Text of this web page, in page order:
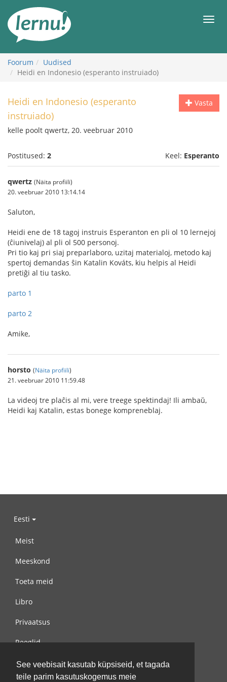
See veebisait kasutab küpsiseid, et tagada
teile parim kasutuskogemus meie
juurde
Foorum
Uudised
Heidi en Indonesio (esperanto instruiado)
Vasta
Heidi en Indonesio (esperanto
instruiado)
kelle poolt qwertz, 20. veebruar 2010
Postitused: 2 Keel: Esperanto
qwertz (Näita profiili)
20. veebruar 2010 13:14.14
Saluton,
Heidi ene de 18 tagoj instruis Esperanton en pli ol 10 lernejoj
(ĉiunivelaj) al pli ol 500 personoj.
Pri tio kaj pri siaj preparlaboro, uzitaj materialoj, metodo kaj
spertoj demandas ŝin Katalin Kováts, kiu helpis al Heidi
pretiĝi al tiu tasko.
parto 1
parto 2
Amike,
horsto (Näita profiili)
21. veebruar 2010 11:59.48
La videoj tre plaĉis al mi, vere treege spektindaj! Ili ambaŭ,
Heidi kaj Katalin, estas bonege kompreneblaj.
Eesti
Meist
Meeskond
Toeta meid
Libro
Privaatsus
Reeglid
Võta meiega ühendust